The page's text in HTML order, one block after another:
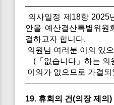
의사일정 제18항 2025
안을 예산결산특별위원
결하고자 합니다.
의원님 여러분 이의 있
(「없습니다」하는 의
이의가 없으므로 가결
19. 휴회의 건(의장 제의)